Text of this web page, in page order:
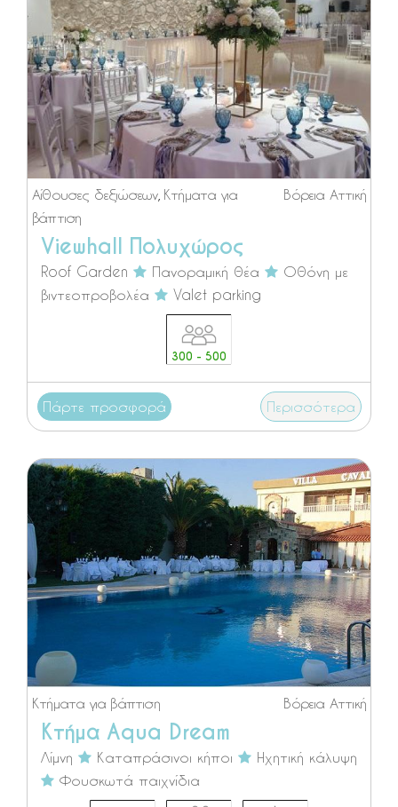
Βόρεια Αττική
Αίθουσες δεξιώσεων, Κτήματα για
βάπτιση
Viewhall Πολυχώρος
Roof Garden Πανοραμική θέα
Οθόνη με
βιντεοπροβολέα
Valet parking
300 - 500
Πάρτε προσφορά Περισσότερα
Βόρεια Αττική
Κτήματα για βάπτιση
Κτήμα Aqua Dream
Λίμνη Καταπράσινοι κήποι
Ηχητική κάλυψη
Φουσκωτά παιχνίδια